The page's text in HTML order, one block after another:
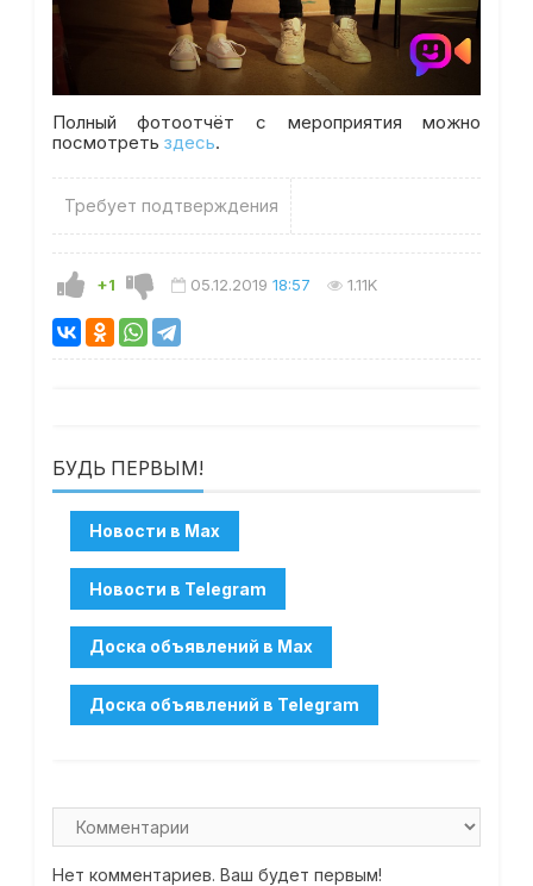
Полный фотоотчёт с мероприятия можно
посмотреть здесь.
Требует подтверждения
+1 05.12.2019 18:57 1.11K
БУДЬ ПЕРВЫМ!
Нет комментариев. Ваш будет первым!